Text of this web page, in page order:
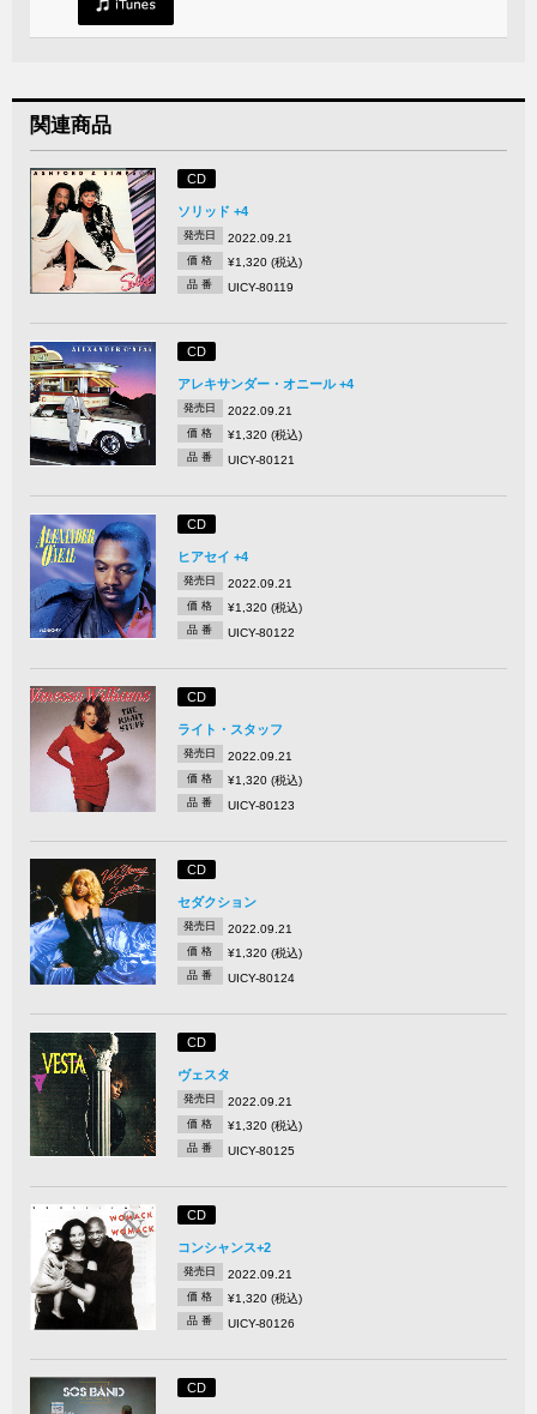
関連商品
CD
ソリッド +4
発売日 2022.09.21
価 格 ¥1,320 (税込)
品 番 UICY-80119
CD
アレキサンダー・オニール +4
発売日 2022.09.21
価 格 ¥1,320 (税込)
品 番 UICY-80121
CD
ヒアセイ +4
発売日 2022.09.21
価 格 ¥1,320 (税込)
品 番 UICY-80122
CD
ライト・スタッフ
発売日 2022.09.21
価 格 ¥1,320 (税込)
品 番 UICY-80123
CD
セダクション
発売日 2022.09.21
価 格 ¥1,320 (税込)
品 番 UICY-80124
CD
ヴェスタ
発売日 2022.09.21
価 格 ¥1,320 (税込)
品 番 UICY-80125
CD
コンシャンス+2
発売日 2022.09.21
価 格 ¥1,320 (税込)
品 番 UICY-80126
CD